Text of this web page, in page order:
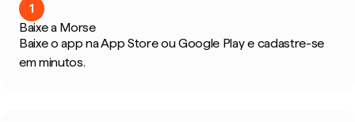
1
Baixe a Morse
Baixe o app na App Store ou Google Play e cadastre-se
em minutos.